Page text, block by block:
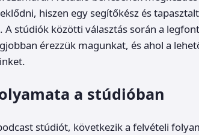
hiszen egy segítőkész és
A stúdiók közötti választás során a
érezzük magunkat, és ahol a
a stúdióban
stúdiót, következik a felvételi